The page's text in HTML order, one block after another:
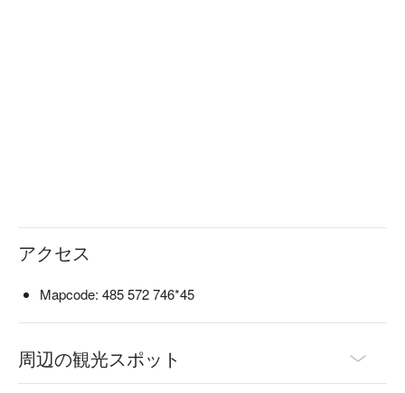
アクセス
Mapcode: 485 572 746*45
周辺の観光スポット